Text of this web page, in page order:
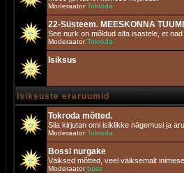
ModeraatorTokroda
22-Süsteem. MEESKONNA
See nurk on mõldud alfa isastele, et
ModeraatorTokroda
Isiksus
Isiksuste eraruumid
Tokroda mõtted.
Siia kirjutan omi isiklikke nägemusi ja
ModeraatorTokroda
Bossi nurgake
Väiksed mõtted, veel väiksemalt
Moderaatorboss